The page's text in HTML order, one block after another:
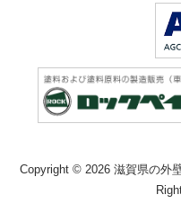
Copyright © 2026 滋賀県の外